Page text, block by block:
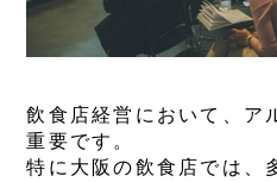
飲食店経営において、ア
重要です。
特に大阪の飲食店では、